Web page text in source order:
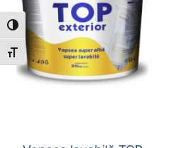
Toggle High Contrast
Toggle Font size